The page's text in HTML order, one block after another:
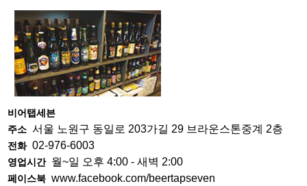
비어탭세븐
주소 서울 노원구 동일로 203가길 29 브라운스톤중계 2층
전화02-976-6003
영업시간월~일 오후 4:00 - 새벽 2:00
페이스북 www.facebook.com/beertapseven